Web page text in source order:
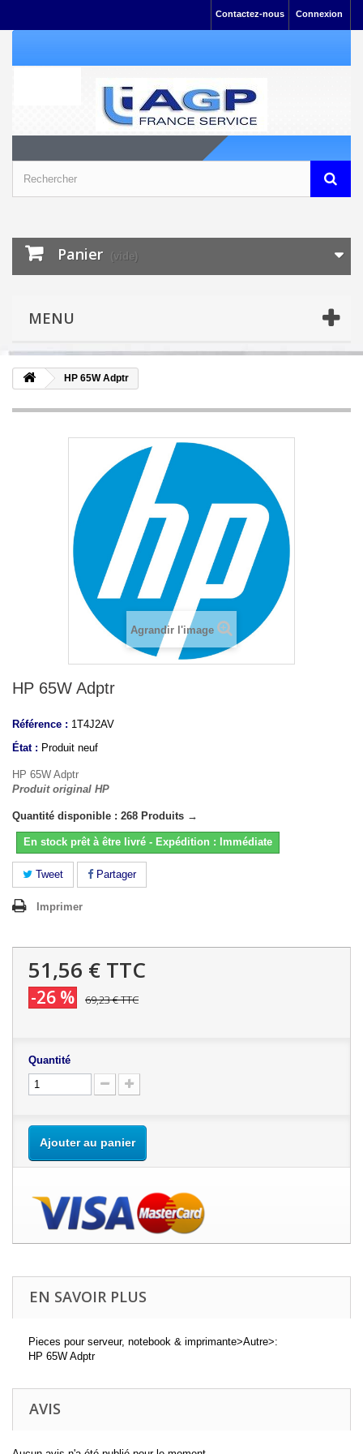
Connexion
Contactez-nous
Panier (vide)
MENU
HP 65W Adptr
Agrandir l'image
HP 65W Adptr
Référence : 1T4J2AV
État : Produit neuf
HP 65W Adptr
Produit original HP
Quantité disponible : 268 Produits →
En stock prêt à être livré - Expédition : Immédiate
Tweet Partager
Imprimer
51,56 € TTC
-26 % 69,23 €TTC
Quantité
Ajouter au panier
EN SAVOIR PLUS
Pieces pour serveur, notebook & imprimante>Autre>:
HP 65W Adptr
AVIS